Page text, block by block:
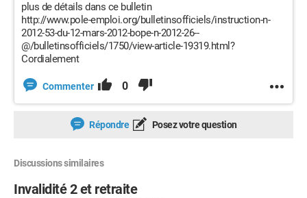
plus de détails dans ce bulletin
http://www.pole-emploi.org/bulletinsofficiels/instruction-n-
2012-53-du-12-mars-2012-bope-n-2012-26--
@/bulletinsofficiels/1750/view-article-19319.html?
Cordialement
Commenter 0
Répondre Posez votre question
Discussions similaires
Invalidité 2 et retraite